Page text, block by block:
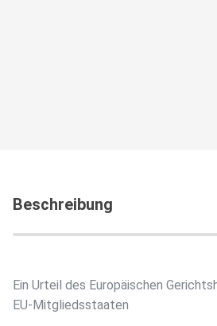
Beschreibung
Ein Urteil des Europäischen
EU-Mitgliedsstaaten